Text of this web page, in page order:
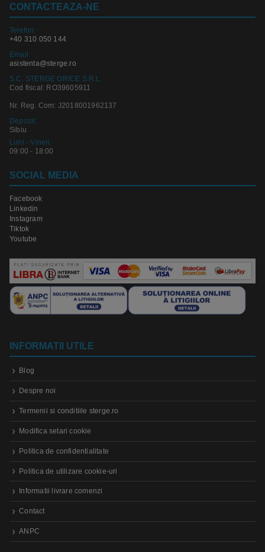
CONTACTEAZA-NE
Telefon:
+40 310 050 144
Email
asistenta@sterge.ro
S.C. STERGE ORICE S.R.L.
Cod fiscal: RO39605911
Nr. Reg. Com: J2018001962137
Depozit:
Sibiu
Luni - Vineri:
09:00 - 18:00
SOCIAL MEDIA
Facebook
Linkedin
Instagram
Tiktok
Youtube
INFORMATII UTILE
Blog
Despre noi
Termenii si conditiile sterge.ro
Modifica setari cookie
Politica de confidentialitate
Politica de utilizare cookie-uri
Informatii livrare comenzi
Contact
ANPC